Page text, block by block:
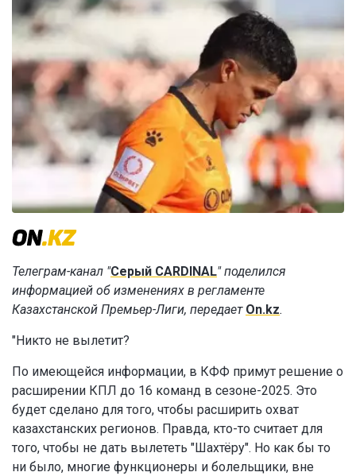
Телеграм-канал "Серый CARDINAL" поделился
информацией об изменениях в регламенте
Казахстанской Премьер-Лиги, передает On.kz.
"Никто не вылетит?
По имеющейся информации, в КФФ примут решение о
расширении КПЛ до 16 команд в сезоне-2025. Это
будет сделано для того, чтобы расширить охват
казахстанских регионов. Правда, кто-то считает для
того, чтобы не дать вылететь "Шахтёру". Но как бы то
ни было, многие функционеры и болельщики, вне